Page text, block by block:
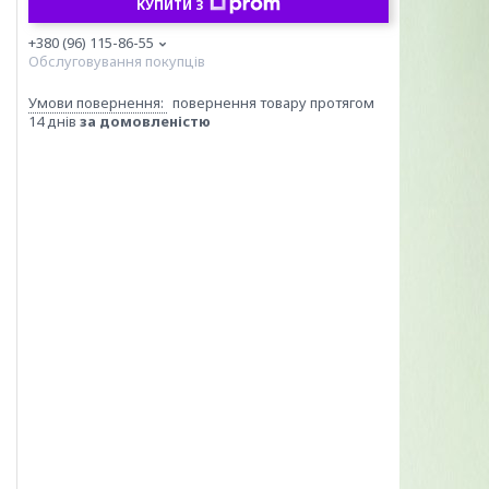
КУПИТИ З
+380 (96) 115-86-55
Обслуговування покупців
повернення товару протягом
14 днів за домовленістю